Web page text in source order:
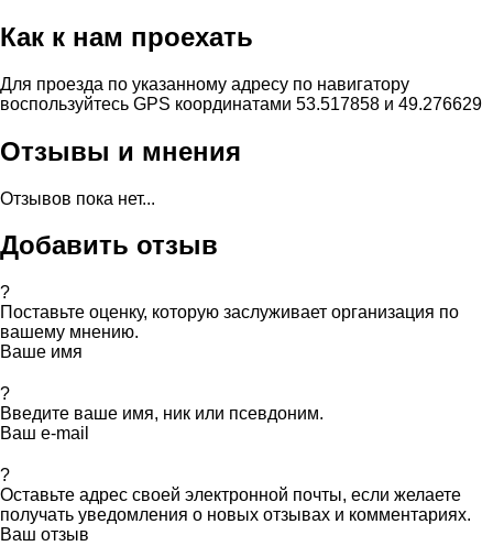
Как к нам проехать
Для проезда по указанному адресу по навигатору
воспользуйтесь GPS координатами 53.517858 и 49.276629
Отзывы и мнения
Отзывов пока нет...
Добавить отзыв
?
Поставьте оценку, которую заслуживает организация по
вашему мнению.
Ваше имя
?
Введите ваше имя, ник или псевдоним.
Ваш e-mail
?
Оставьте адрес своей электронной почты, если желаете
получать уведомления о новых отзывах и комментариях.
Ваш отзыв